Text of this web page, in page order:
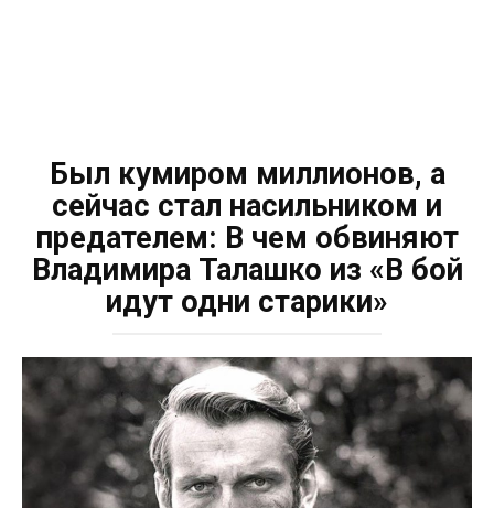
Был кумиром миллионов, а
сейчас стал насильником и
предателем: В чем обвиняют
Владимира Талашко из «В бой
идут одни старики»